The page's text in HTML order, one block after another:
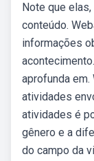
Note que
conteúdo.
informações
aprofunda
atividades
atividades é
gênero e a
do campo da